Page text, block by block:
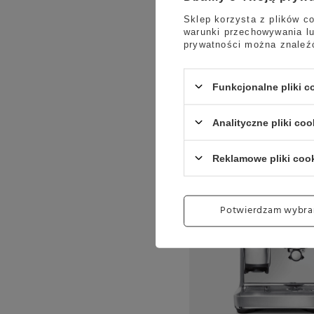
Sklep korzysta z plików
warunki przechowywania
prywatności można
Funkcjonalne pliki
Analityczne pliki
Reklamowe pliki
Potwierdzam